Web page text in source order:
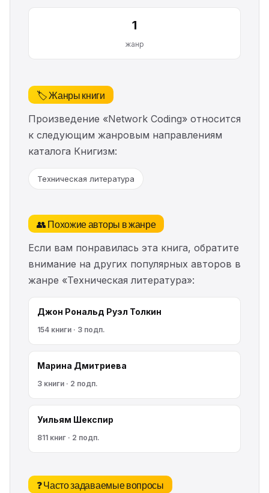
1
жанр
🏷️ Жанры книги
Произведение «Network Coding» относится
к следующим жанровым направлениям
каталога Книгизм:
Техническая литература
👥 Похожие авторы в жанре
Если вам понравилась эта книга, обратите
внимание на других популярных авторов в
жанре «Техническая литература»:
Джон Рональд Руэл Толкин
154 книги · 3 подп.
Марина Дмитриева
3 книги · 2 подп.
Уильям Шекспир
811 книг · 2 подп.
❓ Часто задаваемые вопросы